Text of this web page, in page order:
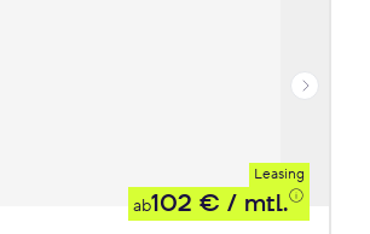
Leasing
ab102 € / mtl.